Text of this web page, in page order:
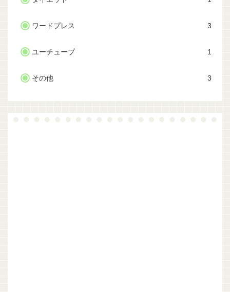
ワードプレス 3
ユーチューブ 1
その他 3